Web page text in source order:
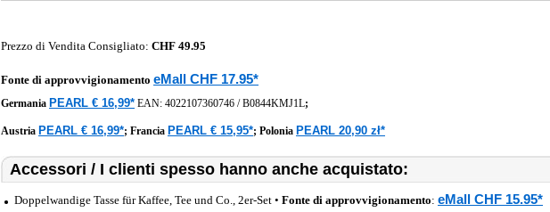
Prezzo di Vendita Consigliato: CHF 49.95
Fonte di approvvigionamento eMall CHF 17.95*
Germania PEARL € 16,99* EAN: 4022107360746 /B0844KMJ1L;
Austria PEARL € 16,99*; Francia PEARL € 15,95*; Polonia PEARL 20,90 zł*
Accessori / I clienti spesso hanno anche acquistato:
Doppelwandige Tasse für Kaffee, Tee und Co., 2er-Set • Fonte di approvvigionamento: eMall CHF 15.95*